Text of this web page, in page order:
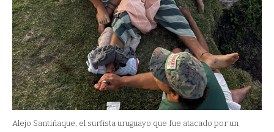
Alejo Santiñaque, el surfista uruguayo que fue atacado por un